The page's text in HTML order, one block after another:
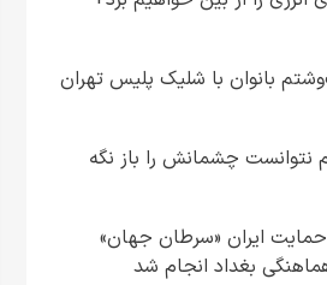
بانوان با شلیک پلیس تهران
نتوانست چشمانش را باز نگه
ایران «سرطان جهان»
بغداد انجام شد